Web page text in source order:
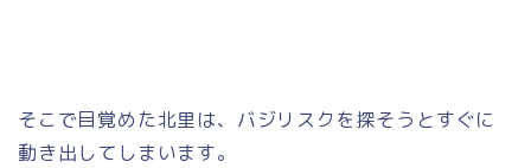
そこで目覚めた北里は、バジリスクを探そうとすぐに
動き出してしまいます。